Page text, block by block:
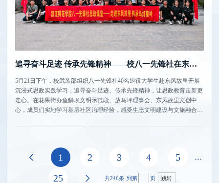
追寻奋斗足迹 传承先锋精神——校八一先锋社在东风故里开设沉浸式思政课堂
5月21日下午，校武装部组织八一先锋社40名退役大学生赴东风故里开展
沉浸式思政实践学习，追寻奋斗足迹、传承先锋精神，让思政教育走新更
走心。在花果街办鱼鳞坝文明示范段、放马坪理事会、东风故里文创中
心，成员们实地学习基层社区治理经验，感受生态文明建设与文旅融合发
上页 1 2 3 4 5 ...
25 下页 共246条 到第 页 跳转